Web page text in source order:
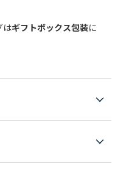
はギフトボックス包装に